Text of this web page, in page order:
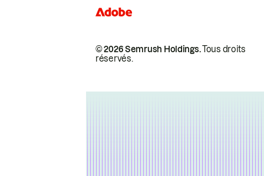
© 2026 Semrush Holdings.Tous droits
réservés.